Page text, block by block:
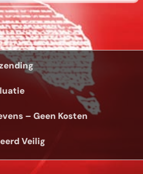
– Geen Kosten
Veilig